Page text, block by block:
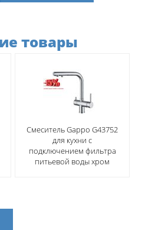
товары
Смеситель Gappo G43752
для кухни с
подключением фильтра
питьевой воды хром